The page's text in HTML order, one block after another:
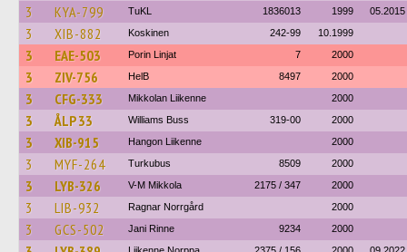
3 KYA-799 TuKL 1836013 1999 05.2015
3 XIB-882 Koskinen 242-99 10.1999
3 EAE-503 Porin Linjat 7 2000
3 ZIV-756 HelB 8497 2000
3 CFG-333 Mikkolan Liikenne 2000
3 ÅLP 33 Williams Buss 319-00 2000
3 XIB-915 Hangon Liikenne 2000
3 MYF-264 Turkubus 8509 2000
3 LYB-326 V-M Mikkola 2175 / 347 2000
3 LIB-932 Ragnar Norrgård 2000
3 GCS-502 Jani Rinne 9234 2000